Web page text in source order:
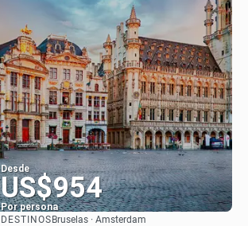
Desde
US$954
Por persona
DESTINOS Bruselas · Amsterdam